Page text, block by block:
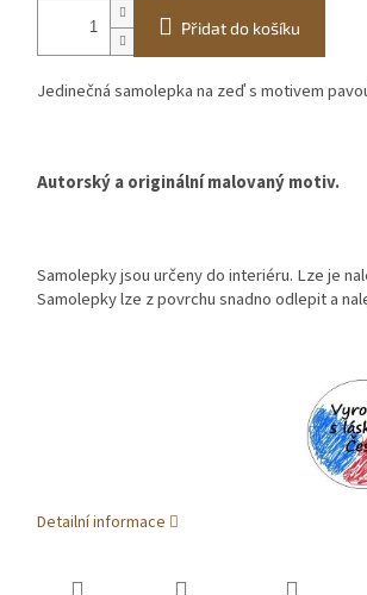
Přidat do košíku
Jedinečná samolepka na zeď s motivem
Autorský a originální malovaný motiv.
Samolepky jsou určeny do interiéru. Lze je
Samolepky lze z povrchu snadno odlepit a
Detailní informace